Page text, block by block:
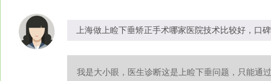
上海做上睑下垂矫正手术哪家医院技术比较好，口
我是大小眼，医生诊断这是上睑下垂问题，只能通